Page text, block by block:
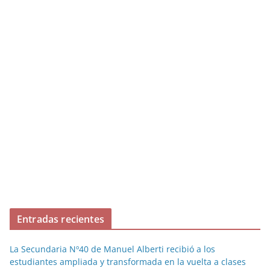
Entradas recientes
La Secundaria Nº40 de Manuel Alberti recibió a los
estudiantes ampliada y transformada en la vuelta a clases